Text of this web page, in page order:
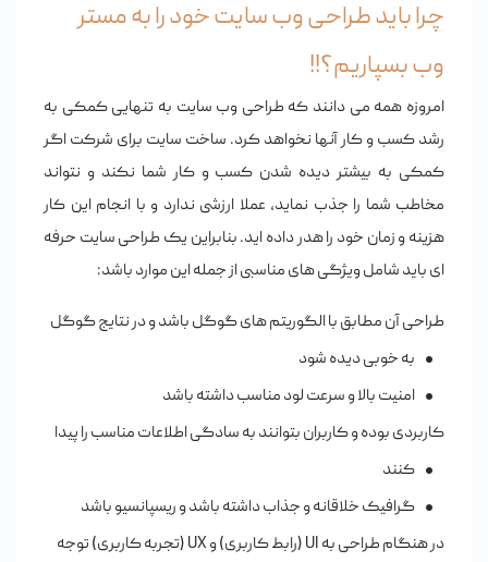
چرا باید طراحی وب سایت خود را به مستر
وب بسپاریم؟!!
امروزه همه می دانند که طراحی وب سایت به تنهایی کمکی به
رشد کسب و کار آنها نخواهد کرد. ساخت سایت برای شرکت اگر
کمکی به بیشتر دیده شدن کسب و کار شما نکند و نتواند
مخاطب شما را جذب نماید، عملا ارزشی ندارد و با انجام این کار
هزینه و زمان خود را هدر داده اید. بنابراین یک طراحی سایت حرفه
ایباید شامل ویژگی های مناسبی از جمله این موارد باشد:
طراحی آن مطابق با الگوریتم های گوگل باشد و در نتایج گوگل
به خوبی دیده شود
امنیت بالا و سرعت لود مناسب داشته باشد
کاربردی بوده و کاربران بتوانند به سادگی اطلاعات مناسب را پیدا
کنند
گرافیک خلاقانه و جذاب داشته باشد و ریسپانسیو باشد
در هنگام طراحی به UI (رابط کاربری) و UX (تجربه کاربری) توجه